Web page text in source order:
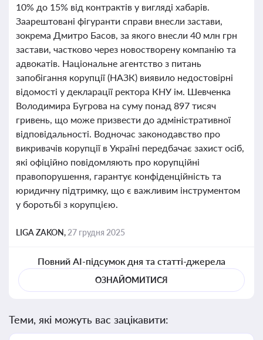
10% до 15% від контрактів у вигляді хабарів.
Заарештовані фігуранти справи внесли застави,
зокрема Дмитро Басов, за якого внесли 40 млн грн
застави, частково через новостворену компанію та
адвокатів. Національне агентство з питань
запобігання корупції (НАЗК) виявило недостовірні
відомості у декларації ректора КНУ ім. Шевченка
Володимира Бугрова на суму понад 897 тисяч
гривень, що може призвести до адміністративної
відповідальності. Водночас законодавство про
викривачів корупції в Україні передбачає захист осіб,
які офіційно повідомляють про корупційні
правопорушення, гарантує конфіденційність та
юридичну підтримку, що є важливим інструментом
у боротьбі з корупцією.
LIGA ZAKON, 27 грудня 2025
Повний AI-підсумок дня та статті-джерела
ОЗНАЙОМИТИСЯ
Теми, які можуть вас зацікавити: